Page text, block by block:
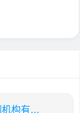
四川单招培训机构寒假班，四川单招培训机构有哪些